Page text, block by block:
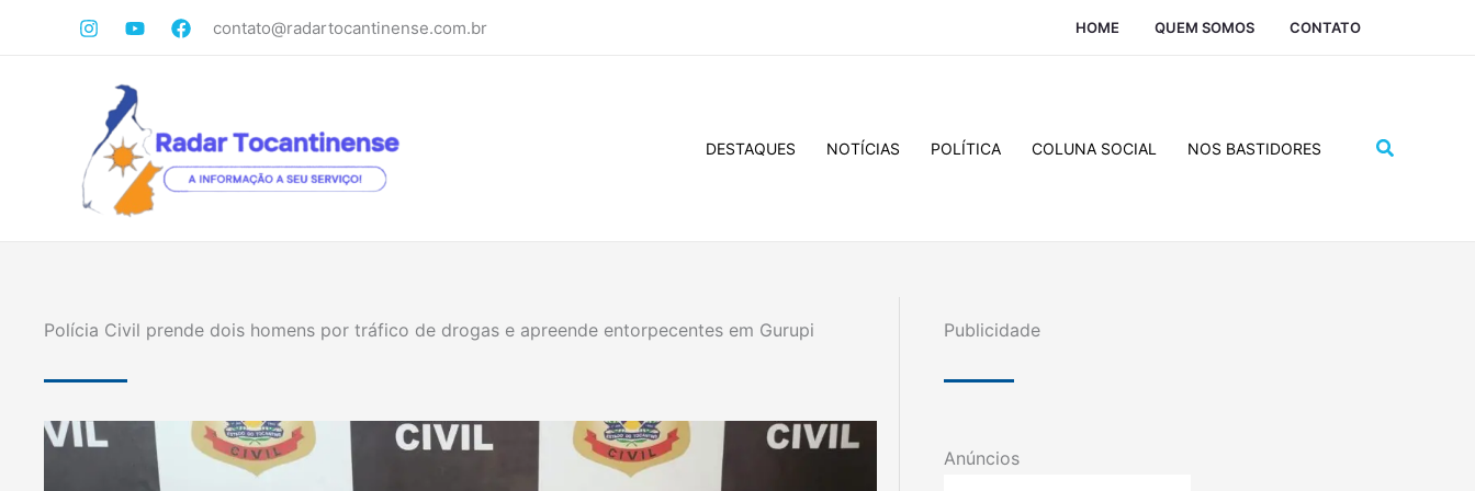
contato@radartocantinense.com.br HOME QUEM SOMOS CONTATO
DESTAQUES NOTÍCIAS POLÍTICA COLUNA SOCIAL NOS BASTIDORES Pesquisar
Polícia Civil prende dois homens por tráfico de drogas e apreende entorpecentes em Gurupi Publicidade
Anúncios